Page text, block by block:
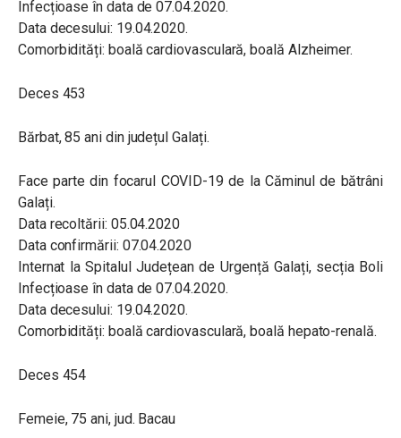
Infecțioase în data de 07.04.2020.
Data decesului: 19.04.2020.
Comorbidități: boală cardiovasculară, boală Alzheimer.
Deces 453
Bărbat, 85 ani din județul Galați.
Face parte din focarul COVID-19 de la Căminul de bătrâni
Galați.
Data recoltării: 05.04.2020
Data confirmării: 07.04.2020
Internat la Spitalul Județean de Urgență Galați, secția Boli
Infecțioase în data de 07.04.2020.
Data decesului: 19.04.2020.
Comorbidități: boală cardiovasculară, boală hepato-renală.
Deces 454
Femeie, 75 ani, jud. Bacau